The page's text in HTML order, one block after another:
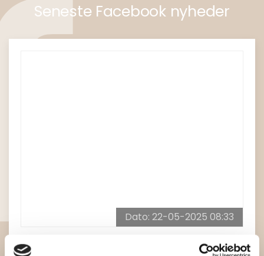
Seneste Facebook nyheder
Dato: 22-05-2025 08:33
Cross træning og pilates er desværre aflyst i